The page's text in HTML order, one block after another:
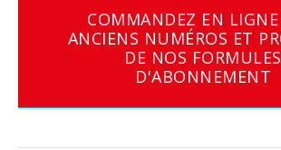
COMMANDEZ EN
ANCIENS NUMÉROS ET
DE NOS FORMULES
D'ABONNEMENT